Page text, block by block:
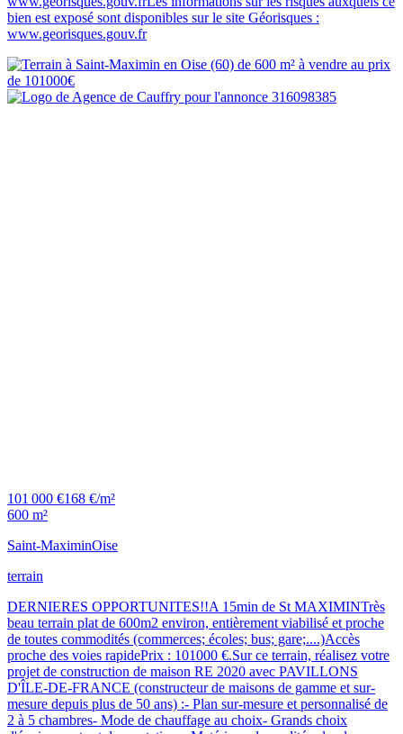
bien est exposé sont disponibles sur le site Géorisques :
www.georisques.gouv.fr
101 000 €168 €/m²
600 m²
Saint-MaximinOise
terrain
DERNIERES OPPORTUNITES!!A 15min de St MAXIMINTrès
beau terrain plat de 600m2 environ, entièrement viabilisé et proche
de toutes commodités (commerces; écoles; bus; gare;....)Accès
proche des voies rapidePrix : 101000 €.Sur ce terrain, réalisez votre
projet de construction de maison RE 2020 avec PAVILLONS
D'ÎLE-DE-FRANCE (constructeur de maisons de gamme et sur-
mesure depuis plus de 50 ans) :- Plan sur-mesure et personnalisé de
2 à 5 chambres- Mode de chauffage au choix- Grands choix